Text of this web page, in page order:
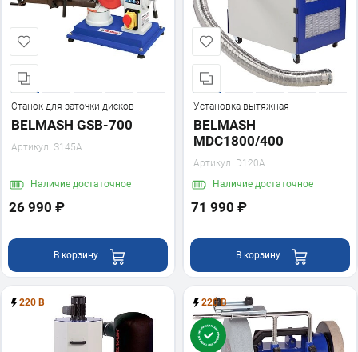
Станок для заточки дисков
BELMASH GSB-700
Артикул: S145A
Наличие достаточное
26 990 ₽
В корзину
Установка вытяжная
BELMASH
MDC1800/400
Артикул: D120A
Наличие достаточное
71 990 ₽
В корзину
220 В 220 В